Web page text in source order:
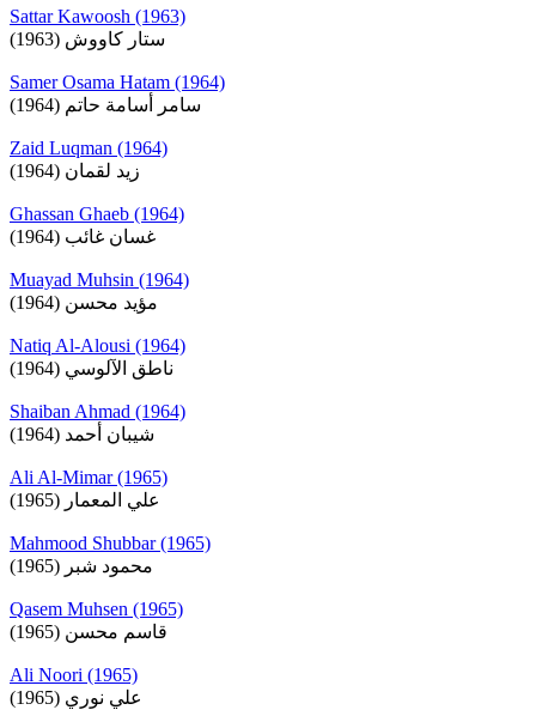
Sattar Kawoosh (1963)
ستار كاووش (1963)
Samer Osama Hatam (1964)
سامر أسامة حاتم (1964)
Zaid Luqman (1964)
زيد لقمان (1964)
Ghassan Ghaeb (1964)
غسان غائب (1964)
Muayad Muhsin (1964)
مؤيد محسن (1964)
Natiq Al-Alousi (1964)
ناطق الآلوسي (1964)
Shaiban Ahmad (1964)
شيبان أحمد (1964)
Ali Al-Mimar (1965)
علي المعمار (1965)
Mahmood Shubbar (1965)
محمود شبر (1965)
Qasem Muhsen (1965)
قاسم محسن (1965)
Ali Noori (1965)
علي نوري (1965)